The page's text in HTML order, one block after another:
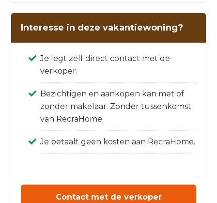
Interesse in deze vakantiewoning?
Je legt zelf direct contact met de
verkoper.
Bezichtigen en aankopen kan met of
zonder makelaar. Zonder tussenkomst
van RecraHome.
Je betaalt geen kosten aan RecraHome.
Contact met de verkoper